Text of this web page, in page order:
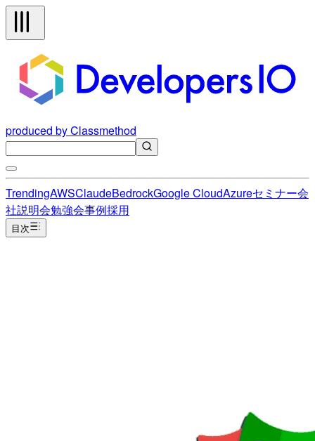
produced by Classmethod
TrendingAWSClaudeBedrockGoogle CloudAzureセミナー会
社説明会勉強会事例採用
目次